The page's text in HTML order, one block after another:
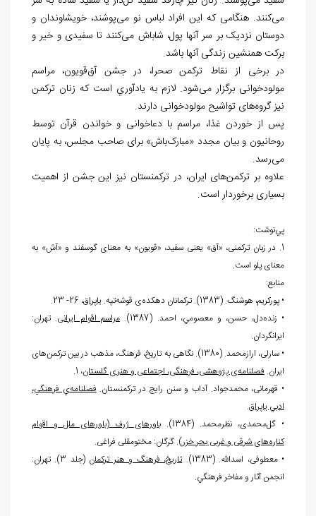
میکنند. هنگامی که این افراد لباس نو میپوشند، خویشاوندان و
دوستان نزدیک بر سر آن‏ها پول، شاباش میکنند تا سفیدی و خیر و
برکت همنشین زندگی آن‏ها باشد.
در برخی از نقاط ترکمن صحرا، در جشن آققویون، مراسم
مولودخوانی برگزار میشود. لازم به يادآوري است که زنان ترکمن
نیز گروههای تواشیح مولودخوانی دارند.
پس از خوردن غذا، مراسم با دعاخوانی و خواندن قرآن توسط
روحانیون و بیان مجدد «مبارکباش» برای صاحب مجلس، به پایان
میرسد.
علاوه بر ترکمن­های ایران، در ترکمنستان نیز این جشن از اهمیت
بسیاری برخوردار است.
پينوشت:
1. در زبان ترکمنی، «آق» یعنی سفید، «قویون» به معنای گوسفند و «آش» به
معنای پلو است.
منابع:
• پورکریم، هوشنگ. (1383). ترکمانان دهکده
ی قوشهتپه. یاپراق، 26- 23.
• زندهدل، حسن، و معصومي، احمد. (1387). مراسم اقوام ایرانی. تهران:
ایرانگردان.
• سارلی، ارازمحمد. (1380). نگاهی به تاریخ، فرهنگ، مذهب در بین ترکمن
های
ایران. فصلنامهی پژوهشی، فرهنگی، اجتماعی و هنری گلستان، 1.
• قهرمانی، محمدجواد. آداب و سنن رايج در تركمنستان.فصلنامهي فرهنگي،
ادبي ياپراق.
• گلمحمدی، نظرمحمد. (1384).
باورهای ژرف (باورهای ملل و اقوام
کنارههای شرقی و غربی بحر خزر). گرگان: مختومقلی فراغی.
• معطوفی، اسدالله. (1383).
تاریخ، فرهنگ و هنر ترکمان
(جلد 3). تهران:
انجمن آثار و مفاخر فرهنگي.